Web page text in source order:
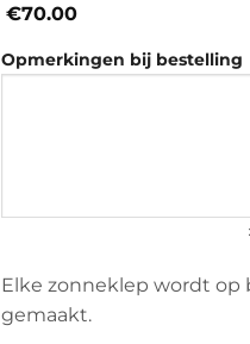
€70.00
Opmerkingen bij bestelling
Elke zonneklep wordt op
gemaakt.